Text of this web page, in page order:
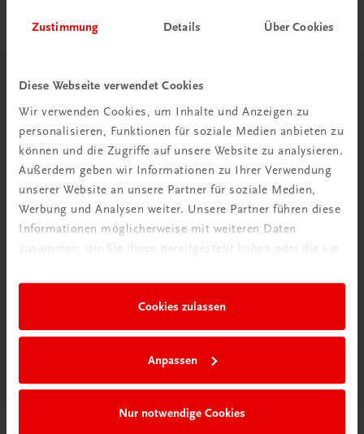
Zustimmung Details Über Cookies
Diese Webseite verwendet Cookies
Wir verwenden Cookies, um Inhalte und Anzeigen zu
personalisieren, Funktionen für soziale Medien anbieten zu
können und die Zugriffe auf unsere Website zu analysieren.
Außerdem geben wir Informationen zu Ihrer Verwendung
unserer Website an unsere Partner für soziale Medien,
Werbung und Analysen weiter. Unsere Partner führen diese
Informationen möglicherweise mit weiteren Daten
zusammen, die Sie ihnen bereitgestellt haben oder die sie
Cookies zulassen
Anpassen
Nur notwendige Cookies
DIDI Maier – Cook your life
Jung, einfallsreich & immer wieder anders
HAUBENKOCH & KOCH-SHOOTINGSTAR